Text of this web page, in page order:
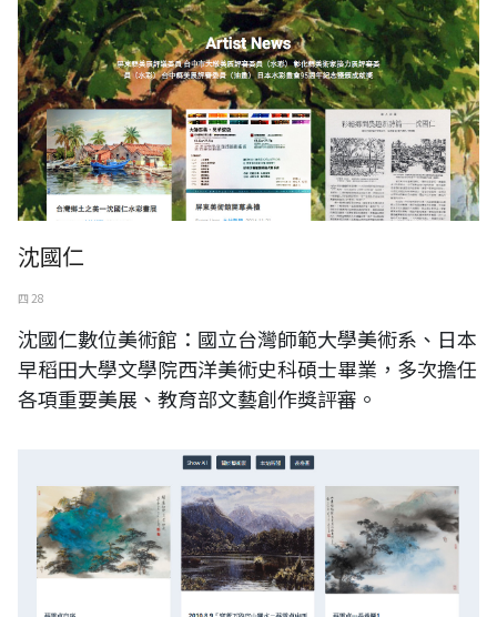
沈國仁
四 28
沈國仁數位美術館：國立台灣師範大學美術系、日本
早稻田大學文學院西洋美術史科碩士畢業，多次擔任
各項重要美展、教育部文藝創作獎評審。